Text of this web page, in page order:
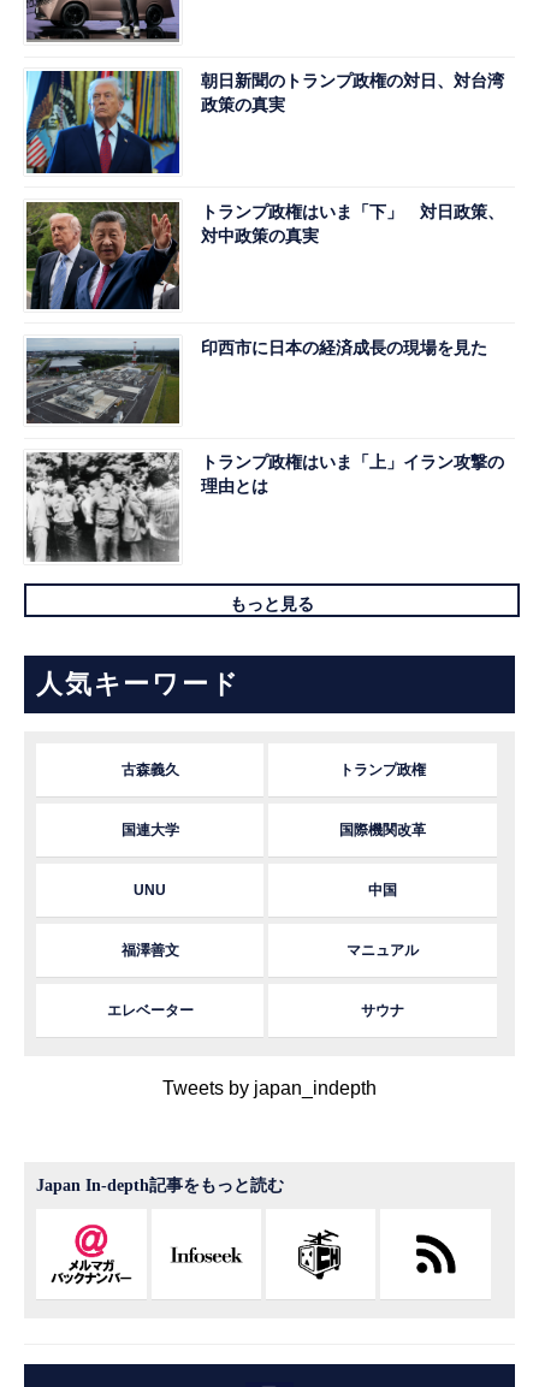
朝日新聞のトランプ政権の対日、対台湾
政策の真実
トランプ政権はいま「下」 対日政策、
対中政策の真実
印西市に日本の経済成長の現場を見た
トランプ政権はいま「上」イラン攻撃の
理由とは
もっと見る
人気キーワード
古森義久 トランプ政権
国連大学 国際機関改革
UNU 中国
福澤善文 マニュアル
エレベーター サウナ
Tweets by japan_indepth
Japan In-depth記事をもっと読む